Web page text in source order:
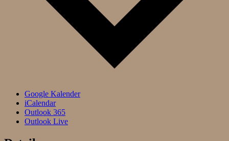
Google Kalender
iCalendar
Outlook 365
Outlook Live